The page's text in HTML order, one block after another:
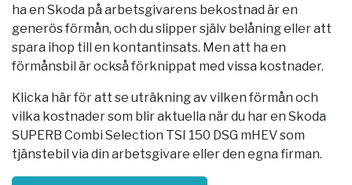
ha en Skoda på arbetsgivarens bekostnad är en
generös förmån, och du slipper själv belåning eller att
spara ihop till en kontantinsats. Men att ha en
förmånsbil är också förknippat med vissa kostnader.
Klicka här för att se uträkning av vilken förmån och
vilka kostnader som blir aktuella när du har en Skoda
SUPERB Combi Selection TSI 150 DSG mHEV som
tjänstebil via din arbetsgivare eller den egna firman.